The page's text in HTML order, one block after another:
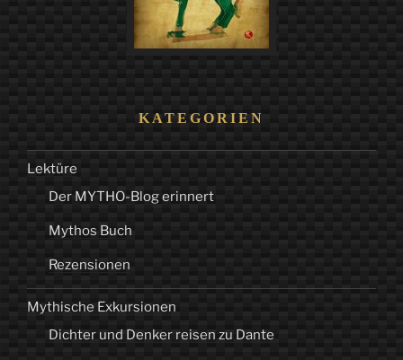
KATEGORIEN
Lektüre
Der MYTHO-Blog erinnert
Mythos Buch
Rezensionen
Mythische Exkursionen
Dichter und Denker reisen zu Dante